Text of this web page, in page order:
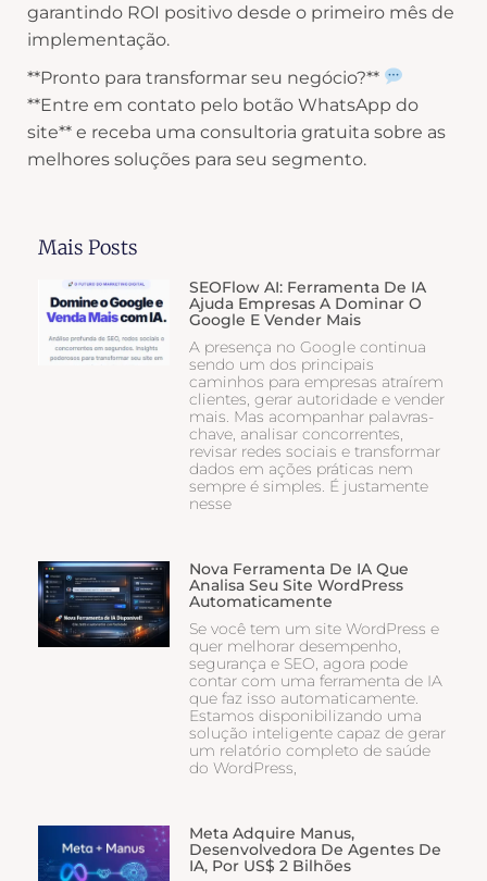
garantindo ROI positivo desde o primeiro mês de
implementação.
**Pronto para transformar seu negócio?**
**Entre em contato pelo botão WhatsApp do
site** e receba uma consultoria gratuita sobre as
melhores soluções para seu segmento.
Mais Posts
SEOFlow AI: Ferramenta De IA
Ajuda Empresas A Dominar O
Google E Vender Mais
A presença no Google continua
sendo um dos principais
caminhos para empresas atraírem
clientes, gerar autoridade e vender
mais. Mas acompanhar palavras-
chave, analisar concorrentes,
revisar redes sociais e transformar
dados em ações práticas nem
sempre é simples. É justamente
nesse
Nova Ferramenta De IA Que
Analisa Seu Site WordPress
Automaticamente
Se você tem um site WordPress e
quer melhorar desempenho,
segurança e SEO, agora pode
contar com uma ferramenta de IA
que faz isso automaticamente.
Estamos disponibilizando uma
solução inteligente capaz de gerar
um relatório completo de saúde
do WordPress,
Meta Adquire Manus,
Desenvolvedora De Agentes De
IA, Por US$ 2 Bilhões